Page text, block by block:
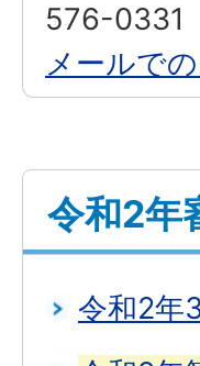
576-0331
メールで
令和2年
令和2年